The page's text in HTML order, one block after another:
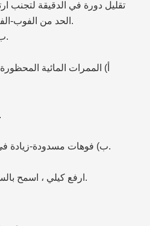
الحد من الفوب-الفوب العالي يقصر حياة البتات.
ب) يوصى بإجراء مسح منتظم.
أ) الممرات المائية
-الحفاظ على التدفق الكامل.
ب) فوهات مسدودة-زيادة في انخفاض الضغط وفي القاع.
-ارفع كيلي ، اسمح بالسقوط بسرعة-تجنب الطفرة.